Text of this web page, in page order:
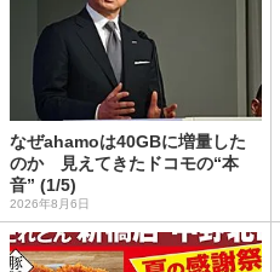
なぜahamoは40GBに増量した
のか 見えてきたドコモの“本
音” (1/5)
2026年8月6日